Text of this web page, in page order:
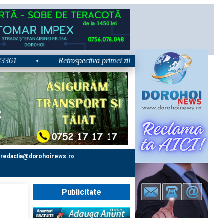
• Retrospectiva primei zile la Zilele Nordului 2026:
redactia@dorohoinews.ro
Publicitate